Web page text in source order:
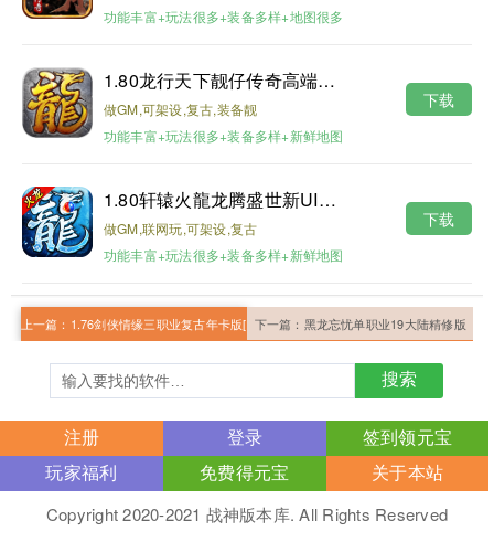
功能丰富+玩法很多+装备多样+地图很多
1.80龙行天下靓仔传奇高端月卡第二版
做GM,可架设,复古,装备靓
功能丰富+玩法很多+装备多样+新鲜地图
下载
1.80轩辕火龍龙腾盛世新UI修复版
做GM,联网玩,可架设,复古
功能丰富+玩法很多+装备多样+新鲜地图
下载
上一篇： 1.76剑侠情缘三职业复古年卡版[第一]下一篇： 黑龙忘忧单职业19大陆精修版
搜索
注册 登录
签到领元宝
玩家福利
免费得元宝 关于本站
Copyright 2020-2021 战神版本库. All Rights Reserved